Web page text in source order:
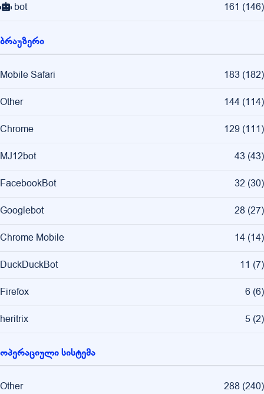
bot 161 (146)
ბრაუზერი
Mobile Safari 183 (182)
Other 144 (114)
Chrome 129 (111)
MJ12bot 43 (43)
FacebookBot 32 (30)
Googlebot 28 (27)
Chrome Mobile 14 (14)
DuckDuckBot 11 (7)
Firefox 6 (6)
heritrix 5 (2)
ოპერაციული სისტემა
Other 288 (240)